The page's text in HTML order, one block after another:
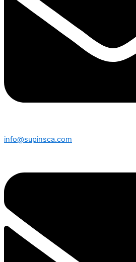
info@supinsca.com